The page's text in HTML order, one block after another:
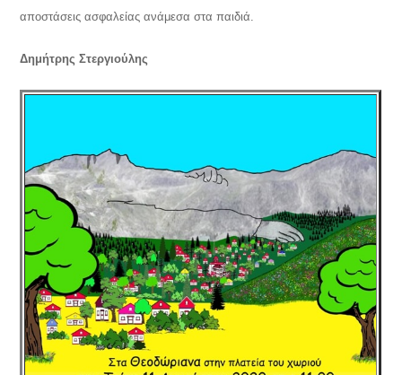
αποστάσεις ασφαλείας ανάμεσα στα παιδιά.
Δημήτρης Στεργιούλης